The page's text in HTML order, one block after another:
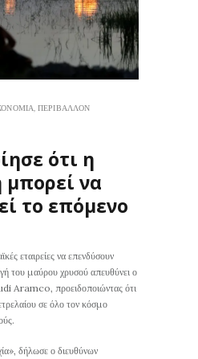
,ΠΕΡΙΒΑΛΛΟΝ
ότι η
να
το επόμενο
εταιρείες να επενδύσουν
του μαύρου χρυσού απευθύνει ο
Aramco, προειδοποιώντας ότι
σε όλο τον κόσμο
δήλωσε ο διευθύνων